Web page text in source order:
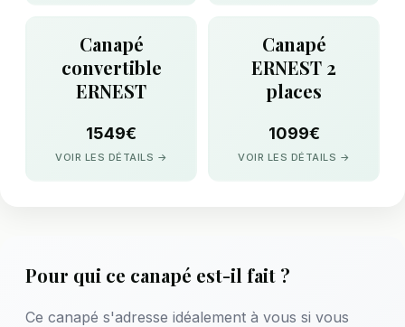
Canapé
convertible
ERNEST
1549€
VOIR LES DÉTAILS →
Canapé
ERNEST 2
places
1099€
VOIR LES DÉTAILS →
Pour qui ce canapé est-il fait ?
Ce canapé s'adresse idéalement à vous si vous